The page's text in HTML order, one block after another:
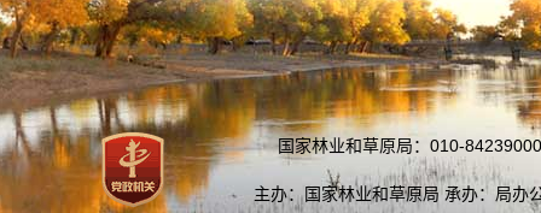
国家林业和草原局：010-
主办：国家林业和草原局 承办：局办